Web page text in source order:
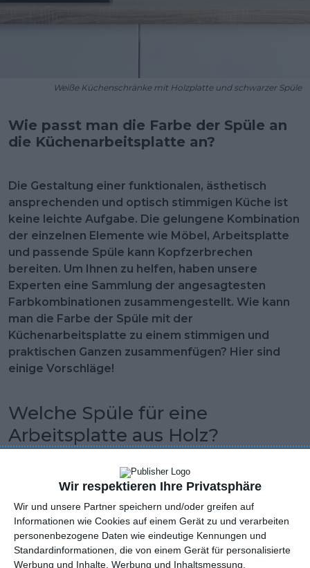
Wir respektieren Ihre Privatsphäre
Wir und unsere Partner speichern und/oder greifen auf
Informationen wie Cookies auf einem Gerät zu und verarbeiten
personenbezogene Daten wie eindeutige Kennungen und
Standardinformationen, die von einem Gerät für personalisierte
Werbung und Inhalte, Werbung und Inhaltsmessung,
Wie passt man die Farbe der Spüle an
die Küchenarbeitsplatte an?
Weiße Küchenschränke mit Holzplatte und schwarzer Spüle
Die Gestaltung einer funktionalen, ästhetisch
ansprechenden und optisch stimmigen Küche ist
keine leichte Aufgabe. Die gelungene Kombination
der einzelnen Elemente wie Möbel, Arbeitsplatte
und passende Spüle kann Kopfzerbrechen
bereiten. Um Ihnen zu helfen, haben unsere
Experten eine Sammlung der angesagtesten
Farbkombinationen zusammengestellt. Wie kann
man die Farbe der Spüle mit der
Küchenarbeitsplatte zu einem stimmigen und
praktischen Ganzen zusammenfügen? Hier sind
einige Vorschläge!
Welche Spüle für eine
Arbeitsplatte aus Holz?
Die Küchenarbeitsplatte ist der Teil der Küchengestaltung,
der als entscheidend gilt. Unter ihrer Farbe und ihrem Stil
wählen wir die anderen Gestaltungselemente aus - wie zum
Beispiel die Spüle. Sowohl bei der Arbeitsfläche als auch bei
der Spüle ist die Anzahl der Materialien, aus denen sie
hergestellt werden können, wirklich enorm. Auch ihre Form